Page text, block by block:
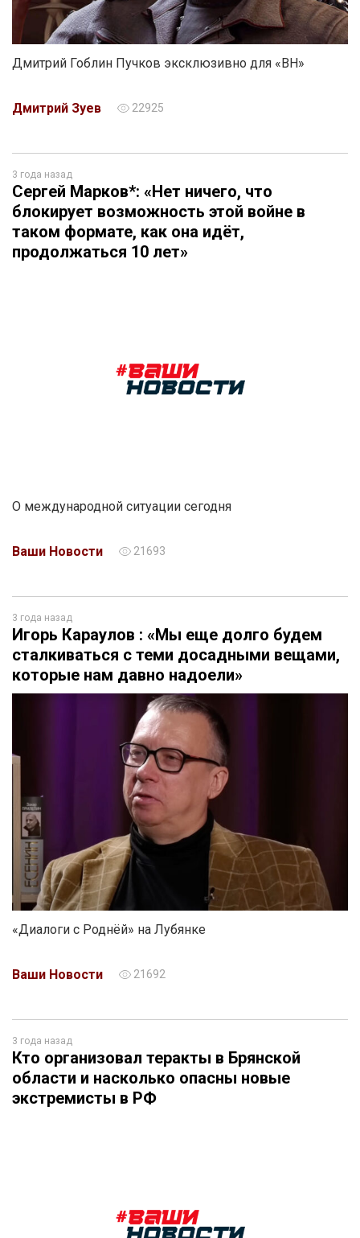
Дмитрий Гоблин Пучков эксклюзивно для «ВН»
Дмитрий Зуев 22925
3 года назад
Сергей Марков*: «Нет ничего, что
блокирует возможность этой войне в
таком формате, как она идёт,
продолжаться 10 лет»
О международной ситуации сегодня
Ваши Новости 21693
3 года назад
Игорь Караулов : «Мы еще долго будем
сталкиваться с теми досадными вещами,
которые нам давно надоели»
«Диалоги с Роднёй» на Лубянке
Ваши Новости 21692
3 года назад
Кто организовал теракты в Брянской
области и насколько опасны новые
экстремисты в РФ